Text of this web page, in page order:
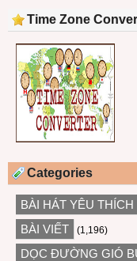
Time Zone
Categories
BÀI HÁT YÊU THÍCH
BÀI VIẾT (1,196)
DỌC ĐƯỜNG GIÓ